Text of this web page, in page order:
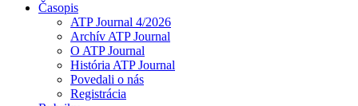
Časopis
ATP Journal 4/2026
Archív ATP Journal
O ATP Journal
História ATP Journal
Povedali o nás
Registrácia